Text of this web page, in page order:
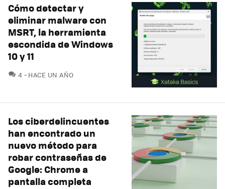
Cómo detectar y
eliminar malware con
MSRT, la herramienta
escondida de Windows
10 y 11
4 COMENTARIOS
HACE UN AÑO
Los ciberdelincuentes
han encontrado un
nuevo método para
robar contraseñas de
Google: Chrome a
pantalla completa